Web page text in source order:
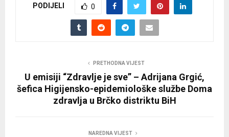
PODIJELI 0
PRETHODNA VIJEST
U emisiji “Zdravlje je sve” – Adrijana Grgić,
šefica Higijensko-epidemiološke službe Doma
zdravlja u Brčko distriktu BiH
NAREDNA VIJEST